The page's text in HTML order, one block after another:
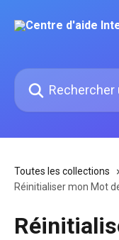
Rechercher un article...
Toutes les collections
Réinitialiser mon Mot